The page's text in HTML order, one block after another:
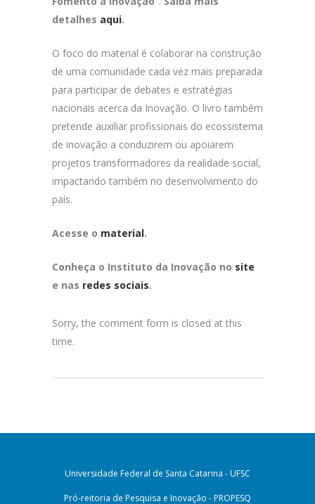
detalhes aqui.
O foco do material é colaborar na construção
de uma comunidade cada vez mais preparada
para participar de debates e estratégias
nacionais acerca da Inovação. O livro também
pretende auxiliar profissionais do ecossistema
de inovação a conduzirem ou apoiarem
projetos transformadores da realidade social,
impactando também no desenvolvimento do
país.
Acesse o material.
Conheça o Instituto da Inovação no site
e nas redes sociais.
Sorry, the comment form is closed at this
time.
Universidade Federal de Santa Catarina - UFSC
Pró-reitoria de Pesquisa e Inovação - PROPESQ